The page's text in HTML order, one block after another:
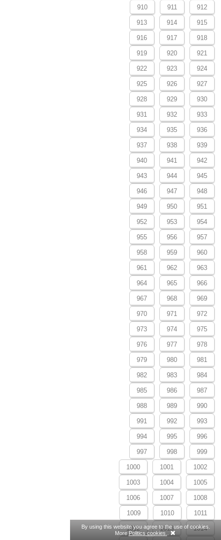
910 911 912
913 914 915
916 917 918
919 920 921
922 923 924
925 926 927
928 929 930
931 932 933
934 935 936
937 938 939
940 941 942
943 944 945
946 947 948
949 950 951
952 953 954
955 956 957
958 959 960
961 962 963
964 965 966
967 968 969
970 971 972
973 974 975
976 977 978
979 980 981
982 983 984
985 986 987
988 989 990
991 992 993
994 995 996
997 998 999
1000 1001 1002
1003 1004 1005
1006 1007 1008
1009 1010 1011
1012 1013 1014
By using this website you agree to the use of cookies.
More Politics cookies.